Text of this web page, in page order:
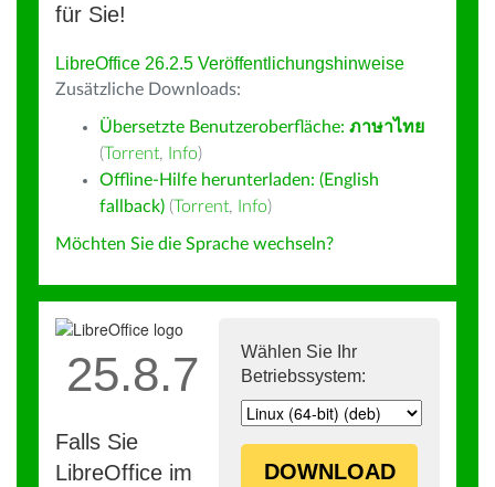
für Sie!
LibreOffice 26.2.5 Veröffentlichungshinweise
Zusätzliche Downloads:
Übersetzte Benutzeroberfläche: ภาษาไทย
(Torrent, Info)
Offline-Hilfe herunterladen: (English
fallback) (Torrent, Info)
Möchten Sie die Sprache wechseln?
Wählen Sie Ihr
Betriebssystem:
DOWNLOAD
25.8.7
Falls Sie
LibreOffice im